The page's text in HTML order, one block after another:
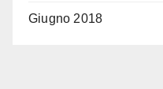
Giugno 2018